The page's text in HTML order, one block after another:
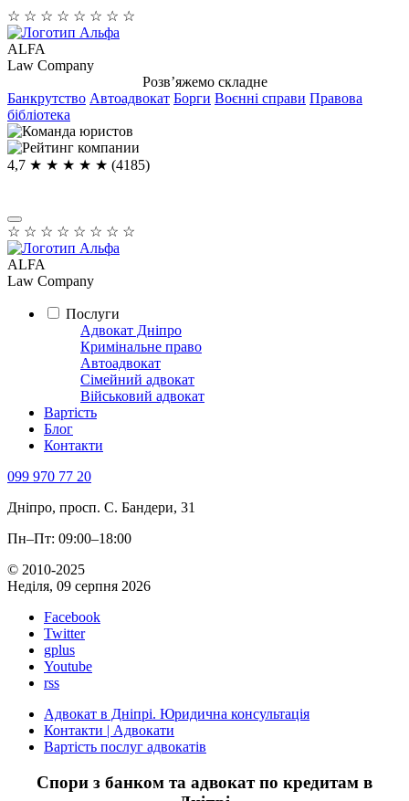
☆ ☆ ☆ ☆ ☆ ☆ ☆ ☆
ALFA
Law Company
Розв’яжемо складне
Банкрутство Автоадвокат Борги Воєнні справи Правова
бібліотека
4,7 ★ ★ ★ ★ ★ (4185)
☆ ☆ ☆ ☆ ☆ ☆ ☆ ☆
ALFA
Law Company
Послуги
Адвокат Дніпро
Кримінальне право
Автоадвокат
Сімейний адвокат
Військовий адвокат
Вартість
Блог
Контакти
099 970 77 20
Дніпро, просп. С. Бандери, 31
Пн–Пт: 09:00–18:00
© 2010-2025
Неділя, 09 серпня 2026
Facebook
Twitter
gplus
Youtube
rss
Адвокат в Дніпрі. Юридична консультація
Контакти | Адвокати
Вартість послуг адвокатів
Спори з банком та адвокат по кредитам в